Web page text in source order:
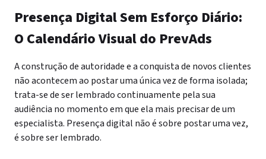
Presença Digital Sem Esforço Diário:
O Calendário Visual do PrevAds
A construção de autoridade e a conquista de novos clientes
não acontecem ao postar uma única vez de forma isolada;
trata-se de ser lembrado continuamente pela sua
audiência no momento em que ela mais precisar de um
especialista. Presença digital não é sobre postar uma vez,
é sobre ser lembrado.